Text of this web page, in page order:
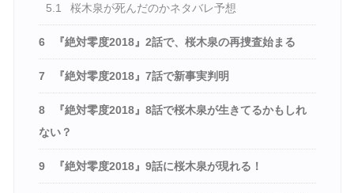
5.1 桜木泉が死んだのかネタバレ予想
6 『絶対零度2018』2話で、桜木泉の再捜査始まる
7 『絶対零度2018』7話で新事実判明
8
『絶対零度2018』8話で桜木泉が生きてるかもしれ
ない？
9 『絶対零度2018』9話に桜木泉が現れる！